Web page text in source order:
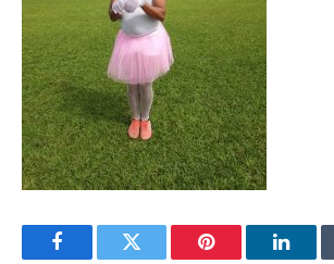
FacebookTwitter Pinterest